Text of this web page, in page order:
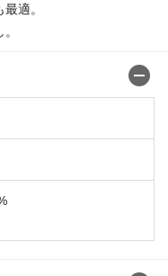
適。